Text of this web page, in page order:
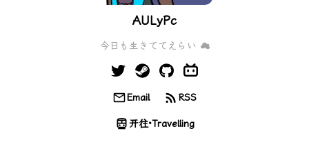
AULyPc
今日も生きててえらい ☁
Email RSS
开往·Travelling